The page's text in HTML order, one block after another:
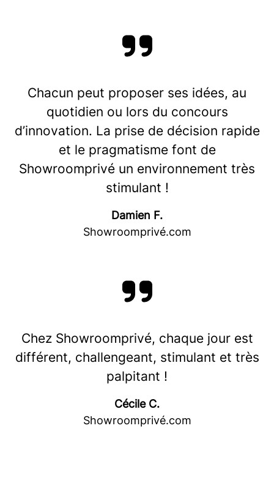
Chacun peut proposer ses idées, au
quotidien ou lors du concours
d’innovation. La prise de décision rapide
et le pragmatisme font de
Showroomprivé un environnement très
stimulant !
Damien F.
Showroomprivé.com
Chez Showroomprivé, chaque jour est
différent, challengeant, stimulant et très
palpitant !
Cécile C.
Showroomprivé.com